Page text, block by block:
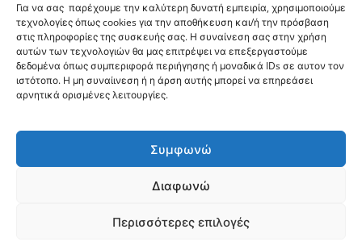
Για να σας παρέχουμε την καλύτερη δυνατή εμπειρία, χρησιμοποιούμε
τεχνολογίες όπως cookies για την αποθήκευση και/ή την πρόσβαση
στις πληροφορίες της συσκευής σας. Η συναίνεση σας στην χρήση
αυτών των τεχνολογιών θα μας επιτρέψει να επεξεργαστούμε
δεδομένα όπως συμπεριφορά περιήγησης ή μοναδικά IDs σε αυτον τον
ιστότοπο. Η μη συναίινεση ή η άρση αυτής μπορεί να επηρεάσει
αρνητικά ορισμένες λειτουργίες.
Συμφωνώ
Διαφωνώ
Περισσότερες επιλογές
Η BOXmind παρέχει πληροφοριακές και συμβουλευτικές
υπηρεσίες. Δεν προσφέρει υπηρεσίες ρύθμισης ή
διαγραφής οφειλών.
byVNG